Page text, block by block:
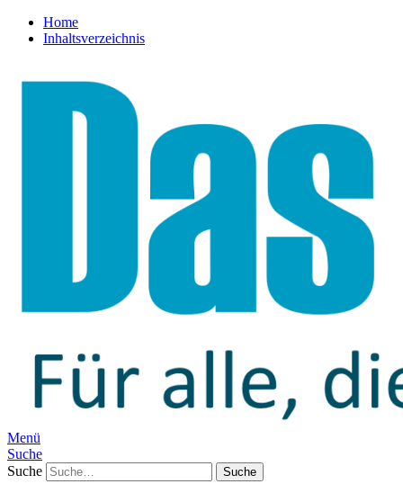
Home
Inhaltsverzeichnis
Menü
Suche
Suche